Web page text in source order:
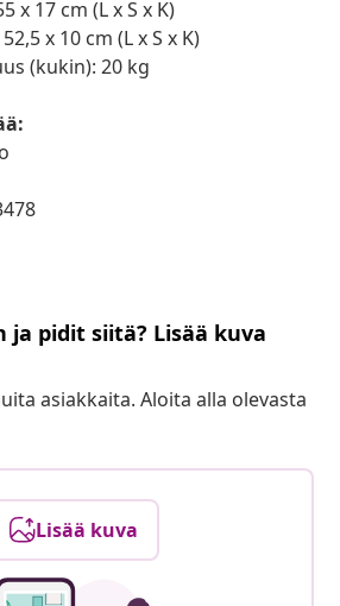
x 17 cm (L x S x K)
x 10 cm (L x S x K)
(kukin): 20 kg
pidit siitä? Lisää kuva
asiakkaita. Aloita alla olevasta
Lisää kuva